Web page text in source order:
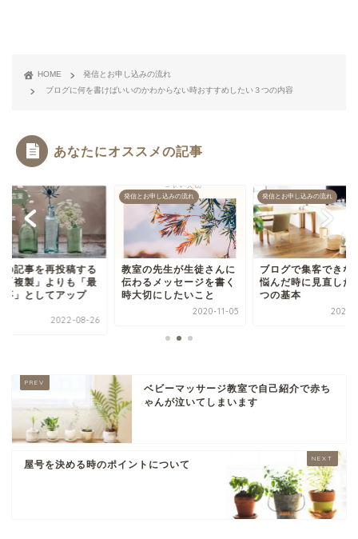
HOME
発信とお申し込みの流れ
ブログに何を書けばいいのかわからない時おすすめしたい３つの内容
あなたにオススメの記事
・言葉
の記事を再投稿する
「複製」よりも「最
事」としてアップ
2022-08-26
発信とお申し込みの流れ
教室の先生が生徒さんに
伝わるメッセージを書く
時大切にしたいこと
2020-11-05
発信とお申し込みの流れ
ブログで集客できな
悩んだ時に見直した
つの基本
2021-
ベビーマッサージ教室で自己紹介で赤ち
ゃんが泣いてしまいます
屋号を決める時のポイントについて